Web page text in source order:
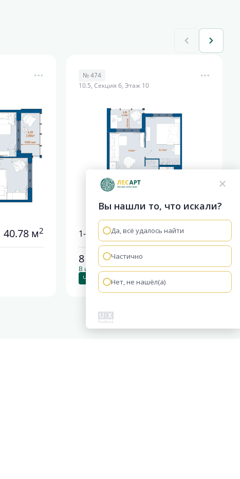
40.78 м2
№ 474
10.5, Секция 6, Этаж 10
1-комнатная 37.78 м
8 732 507руб.
В ипотеку от 36 644 руб./мес.
Чистовая отделка
+1
Вы нашли то, что искали?
Да, всё удалось найти
Частично
Нет, не нашёл(а)